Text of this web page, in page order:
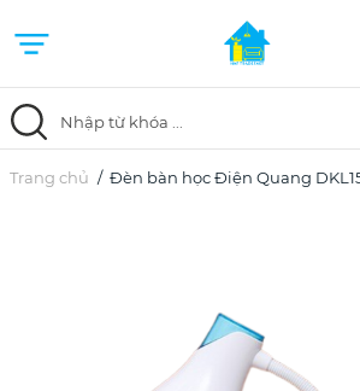
Trang chủ
Trang chủ Đèn bàn học Điện Quang